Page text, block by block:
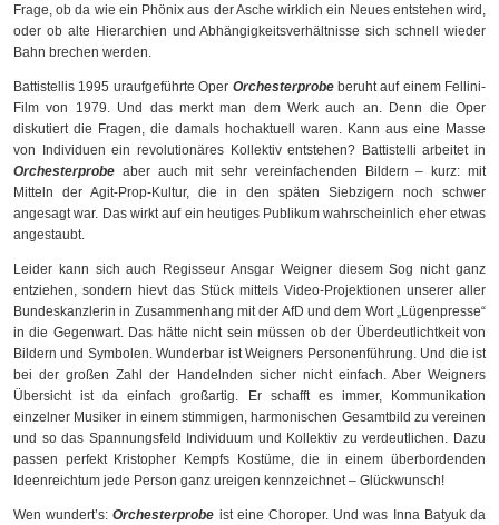
Frage, ob da wie ein Phönix aus der Asche wirklich ein Neues entstehen wird,
oder ob alte Hierarchien und Abhängigkeitsverhältnisse sich schnell wieder
Bahn brechen werden.
Battistellis 1995 uraufgeführte Oper Orchesterprobeberuht auf einem Fellini-
Film von 1979. Und das merkt man dem Werk auch an. Denn die Oper
diskutiert die Fragen, die damals hochaktuell waren. Kann aus eine Masse
von Individuen ein revolutionäres Kollektiv entstehen? Battistelli arbeitet in
Orchesterprobe aber auch mit sehr vereinfachenden Bildern – kurz: mit
Mitteln der Agit-Prop-Kultur, die in den späten Siebzigern noch schwer
angesagt war. Das wirkt auf ein heutiges Publikum wahrscheinlich eher etwas
angestaubt.
Leider kann sich auch Regisseur Ansgar Weigner diesem Sog nicht ganz
entziehen, sondern hievt das Stück mittels Video-Projektionen unserer aller
Bundeskanzlerin in Zusammenhang mit der AfD und dem Wort „Lügenpresse“
in die Gegenwart. Das hätte nicht sein müssen ob der Überdeutlichtkeit von
Bildern und Symbolen. Wunderbar ist Weigners Personenführung. Und die ist
bei der großen Zahl der Handelnden sicher nicht einfach. Aber Weigners
Übersicht ist da einfach großartig. Er schafft es immer, Kommunikation
einzelner Musiker in einem stimmigen, harmonischen Gesamtbild zu vereinen
und so das Spannungsfeld Individuum und Kollektiv zu verdeutlichen. Dazu
passen perfekt Kristopher Kempfs Kostüme, die in einem überbordenden
Ideenreichtum jede Person ganz ureigen kennzeichnet – Glückwunsch!
Wen wundert’s:Orchesterprobe ist eine Choroper. Und was Inna Batyuk da